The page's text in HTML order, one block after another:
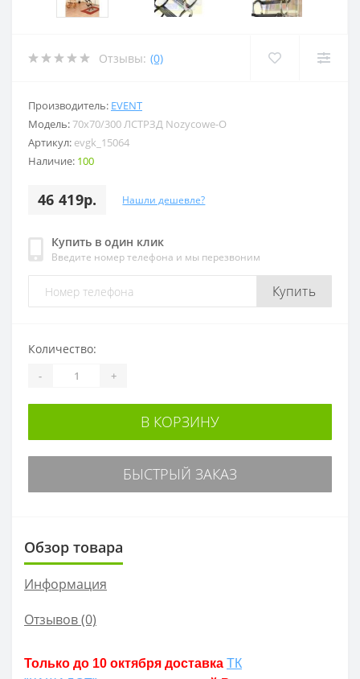
Отзывы: (0)
Производитель: EVENT
Модель:70x70/300 ЛСТРЗД Nozycowe-O
Артикул: evgk_15064
Наличие: 100
46 419р. Нашли дешевле?
Купить в один клик
Введите номер телефона и мы перезвоним
Купить
Количество:
- +
В КОРЗИНУ
БЫСТРЫЙ ЗАКАЗ
Обзор товара
Информация
Отзывов (0)
Только до 10 октября доставка ТК